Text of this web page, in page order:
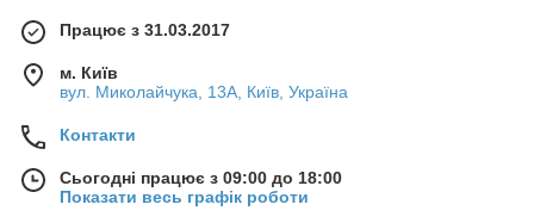
Працює з 31.03.2017
м. Київ
вул. Миколайчука, 13А, Київ, Україна
Контакти
Сьогодні працює з 09:00 до 18:00
Показати весь графік роботи